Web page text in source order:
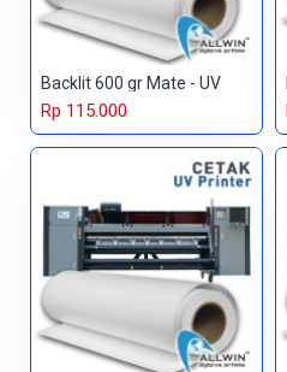
Backlit 600 gr Mate - UV
Rp 115.000